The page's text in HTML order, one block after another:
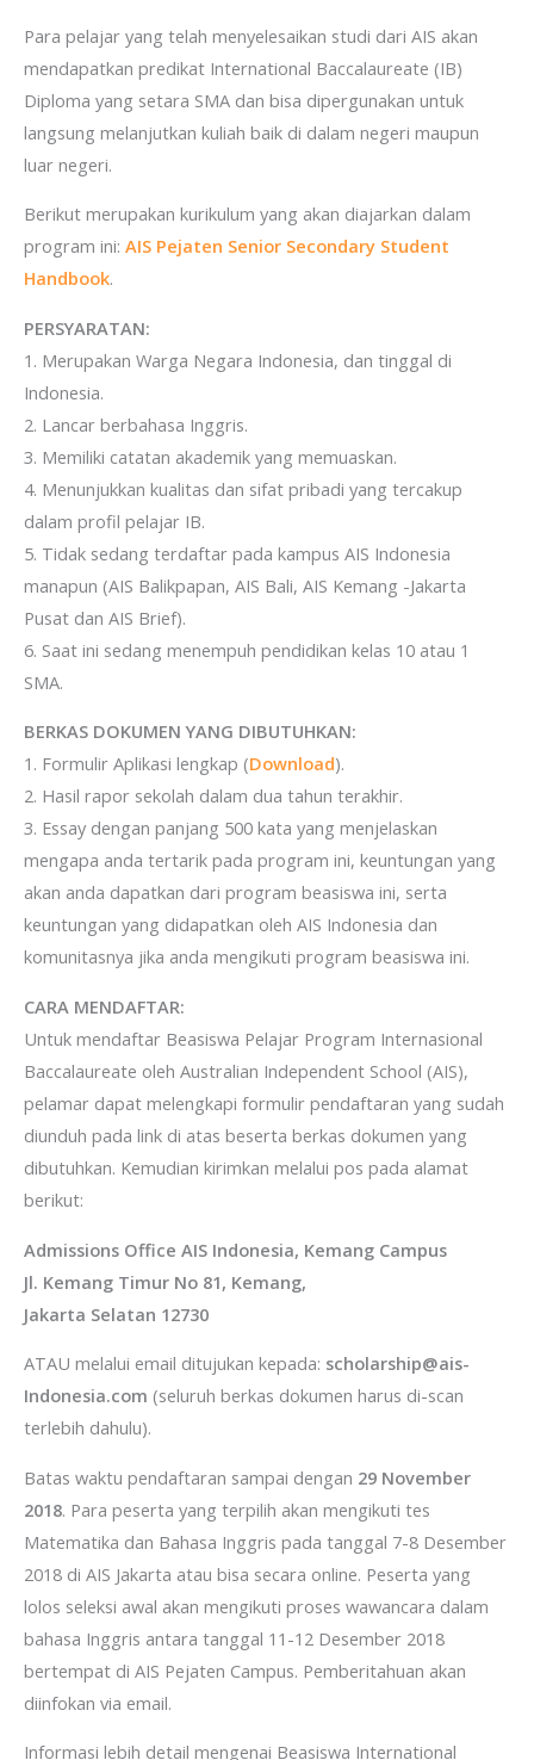
Para pelajar yang telah menyelesaikan studi dari AIS akan
mendapatkan predikat International Baccalaureate (IB)
Diploma yang setara SMA dan bisa dipergunakan untuk
langsung melanjutkan kuliah baik di dalam negeri maupun
luar negeri.
Berikut merupakan kurikulum yang akan diajarkan dalam
program ini: AIS Pejaten Senior Secondary Student
Handbook.
PERSYARATAN:
1. Merupakan Warga Negara Indonesia, dan tinggal di
Indonesia.
2. Lancar berbahasa Inggris.
3. Memiliki catatan akademik yang memuaskan.
4. Menunjukkan kualitas dan sifat pribadi yang tercakup
dalam profil pelajar IB.
5. Tidak sedang terdaftar pada kampus AIS Indonesia
manapun (AIS Balikpapan, AIS Bali, AIS Kemang -Jakarta
Pusat dan AIS Brief).
6. Saat ini sedang menempuh pendidikan kelas 10 atau 1
SMA.
BERKAS DOKUMEN YANG DIBUTUHKAN:
1. Formulir Aplikasi lengkap (Download).
2. Hasil rapor sekolah dalam dua tahun terakhir.
3. Essay dengan panjang 500 kata yang menjelaskan
mengapa anda tertarik pada program ini, keuntungan yang
akan anda dapatkan dari program beasiswa ini, serta
keuntungan yang didapatkan oleh AIS Indonesia dan
komunitasnya jika anda mengikuti program beasiswa ini.
CARA MENDAFTAR:
Untuk mendaftar Beasiswa Pelajar Program Internasional
Baccalaureate oleh Australian Independent School (AIS),
pelamar dapat melengkapi formulir pendaftaran yang sudah
diunduh pada link di atas beserta berkas dokumen yang
dibutuhkan. Kemudian kirimkan melalui pos pada alamat
berikut:
Admissions Office AIS Indonesia, Kemang Campus
Jl. Kemang Timur No 81, Kemang,
Jakarta Selatan 12730
ATAU melalui email ditujukan kepada: scholarship@ais-
Indonesia.com (seluruh berkas dokumen harus di-scan
terlebih dahulu).
Batas waktu pendaftaran sampai dengan 29 November
2018. Para peserta yang terpilih akan mengikuti tes
Matematika dan Bahasa Inggris pada tanggal 7-8 Desember
2018 di AIS Jakarta atau bisa secara online. Peserta yang
lolos seleksi awal akan mengikuti proses wawancara dalam
bahasa Inggris antara tanggal 11-12 Desember 2018
bertempat di AIS Pejaten Campus. Pemberitahuan akan
diinfokan via email.
Informasi lebih detail mengenai Beasiswa International